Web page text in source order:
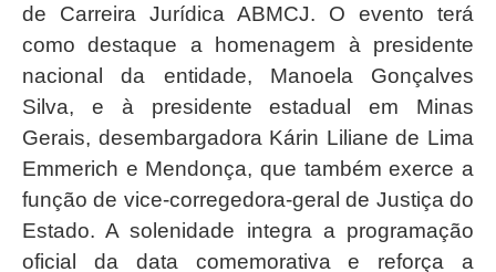
de Carreira Jurídica ABMCJ. O evento terá
como destaque a homenagem à presidente
nacional da entidade, Manoela Gonçalves
Silva, e à presidente estadual em Minas
Gerais, desembargadora Kárin Liliane de Lima
Emmerich e Mendonça, que também exerce a
função de vice-corregedora-geral de Justiça do
Estado. A solenidade integra a programação
oficial da data comemorativa e reforça a